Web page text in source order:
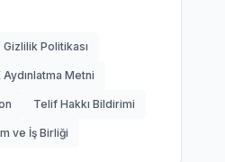
Gizlilik Politikası
Aydınlatma Metni
Telif Hakkı Bildirimi
ve İş Birliği